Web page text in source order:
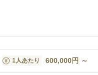
1人あたり 600,000円 ～